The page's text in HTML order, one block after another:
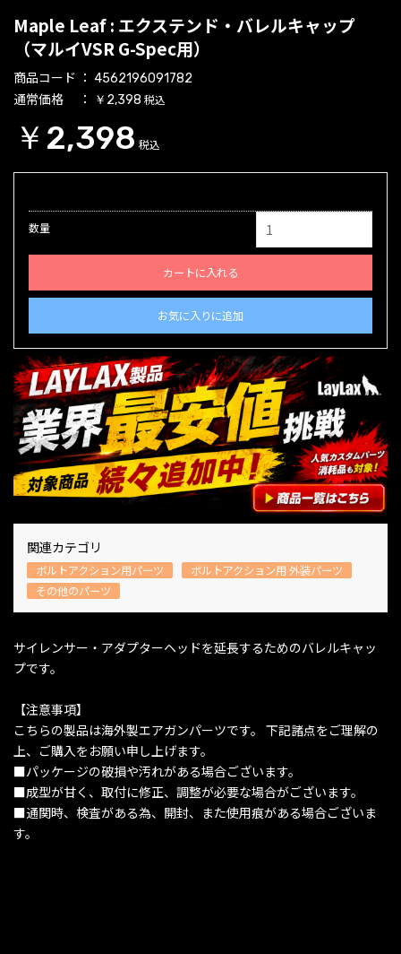
Maple Leaf : エクステンド・バレルキャップ
（マルイVSR G-Spec用）
商品コード 4562196091782
通常価格 ￥2,398 税込
￥2,398 税込
数量
カートに入れる
お気に入りに追加
関連カテゴリ
ボルトアクション用パーツ
ボルトアクション用 外装パーツ
その他のパーツ
サイレンサー・アダプターヘッドを延長するためのバレルキャッ
プです。
【注意事項】
こちらの製品は海外製エアガンパーツです。 下記諸点をご理解の
上、ご購入をお願い申し上げます。
■パッケージの破損や汚れがある場合ございます。
■成型が甘く、取付に修正、調整が必要な場合がございます。
■通関時、検査がある為、開封、また使用痕がある場合ございま
す。